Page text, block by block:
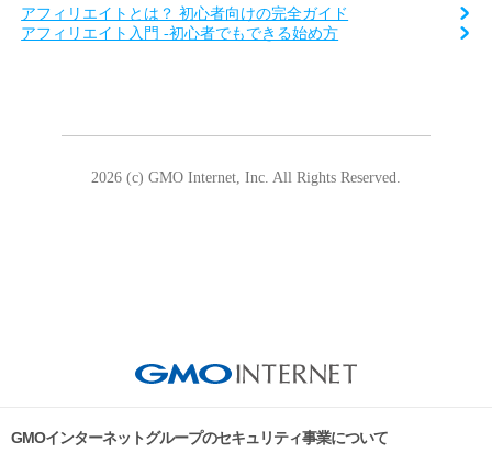
アフィリエイトとは？ 初心者向けの完全ガイド
アフィリエイト入門 -初心者でもできる始め方
2026 (c) GMO Internet, Inc. All Rights Reserved.
GMOインターネットグループのセキュリティ事業について